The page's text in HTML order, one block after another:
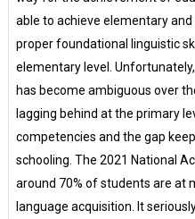
able to achieve elementary
proper foundational linguistic
elementary level.
has become ambiguous over
lagging behind at the primary
competencies and the gap
schooling. The 2021 National
around 70% of students are at
language acquisition. It